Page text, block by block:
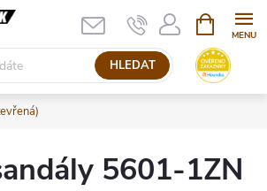
HLEDAT
NÁKUPNÍ
KOŠÍK
5601-1ZN